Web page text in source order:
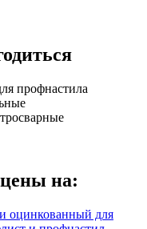
на:
оцинкованный для